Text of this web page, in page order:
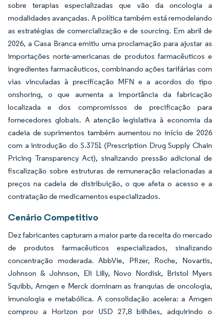
sobre terapias especializadas que vão da oncologia a
modalidades avançadas. A política também está remodelando
as estratégias de comercialização e de sourcing. Em abril de
2026, a Casa Branca emitiu uma proclamação para ajustar as
importações norte-americanas de produtos farmacêuticos e
ingredientes farmacêuticos, combinando ações tarifárias com
vias vinculadas à precificação MFN e a acordos do tipo
onshoring, o que aumenta a importância da fabricação
localizada e dos compromissos de precificação para
fornecedores globais. A atenção legislativa à economia da
cadeia de suprimentos também aumentou no início de 2026
com a introdução do S.3751 (Prescription Drug Supply Chain
Pricing Transparency Act), sinalizando pressão adicional de
fiscalização sobre estruturas de remuneração relacionadas a
preços na cadeia de distribuição, o que afeta o acesso e a
contratação de medicamentos especializados.
Cenário Competitivo
Dez fabricantes capturam a maior parte da receita do mercado
de produtos farmacêuticos especializados, sinalizando
concentração moderada. AbbVie, Pfizer, Roche, Novartis,
Johnson & Johnson, Eli Lilly, Novo Nordisk, Bristol Myers
Squibb, Amgen e Merck dominam as franquias de oncologia,
imunologia e metabólica. A consolidação acelera: a Amgen
comprou a Horizon por USD 27,8 bilhões, adquirindo o